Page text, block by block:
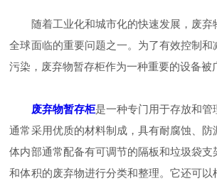
随着工业化和城市化的快速发展，废弃
全球面临的重要问题之一。为了有效控制和
污染，废弃物暂存柜作为一种重要的设备被
废弃物暂存柜是一种专门用于存放和管
通常采用优质的材料制成，具有耐腐蚀、防
体内部通常配备有可调节的隔板和垃圾袋支
和体积的废弃物进行分类和整理。它还可以